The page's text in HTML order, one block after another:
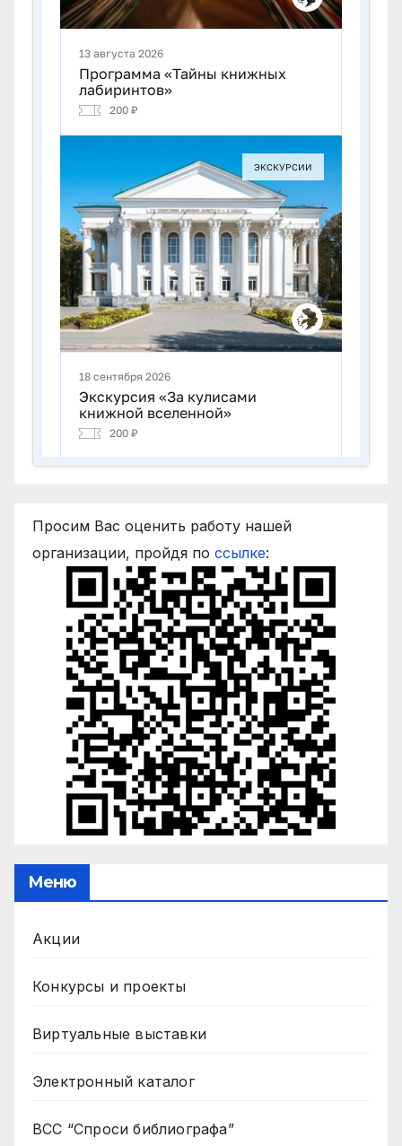
Просим Вас оценить работу нашей
организации, пройдя по ссылке:
Меню
Акции
Конкурсы и проекты
Виртуальные выставки
Электронный каталог
ВСС “Спроси библиографа”